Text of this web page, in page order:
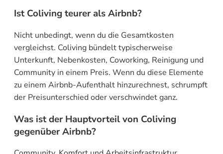
Ist Coliving teurer als Airbnb?
Nicht unbedingt, wenn du die Gesamtkosten
vergleichst. Coliving bündelt typischerweise
Unterkunft, Nebenkosten, Coworking, Reinigung und
Community in einem Preis. Wenn du diese Elemente
zu einem Airbnb-Aufenthalt hinzurechnest, schrumpft
der Preisunterschied oder verschwindet ganz.
Was ist der Hauptvorteil von Coliving
gegenüber Airbnb?